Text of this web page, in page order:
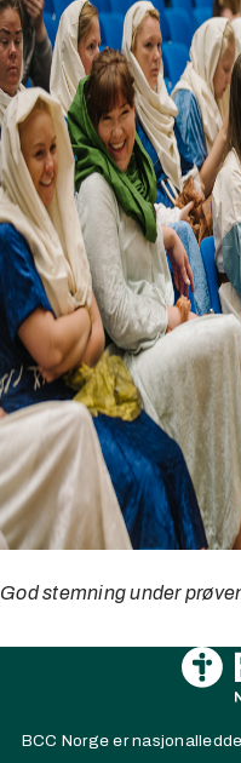
God stemning under
BCC Norge er